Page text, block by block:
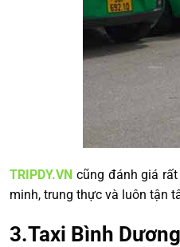
TRIPDY.VN cũng đánh giá
minh, trung thực và luôn tận
3.Taxi Bình Dương